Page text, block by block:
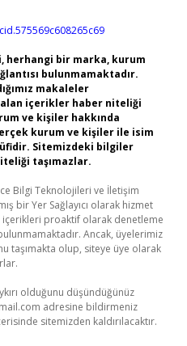
herhangi bir marka, kurum
bulunmamaktadır.
makaleler
alan içerikler haber niteliği
ve kişiler hakkında
kurum ve kişiler ile isim
Sitemizdeki bilgiler
taşımazlar.
Bilgi Teknolojileri ve İletişim
bir Yer Sağlayıcı olarak hizmet
proaktif olarak denetleme
Ancak, üyelerimiz
taşımakta olup, siteye üye olarak
olduğunu düşündüğünüz
adresine bildirmeniz
sitemizden kaldırılacaktır.